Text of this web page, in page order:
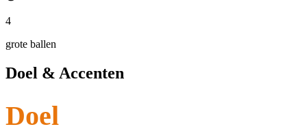
4
grote ballen
Doel & Accenten
Doel